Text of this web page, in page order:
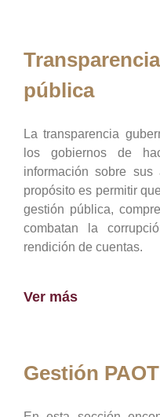
pública
La transparencia
los gobiernos de
información sobre
propósito es permitir
gestión pública,
combatan la
rendición de cuentas.
Ver más
Gestión PAOT